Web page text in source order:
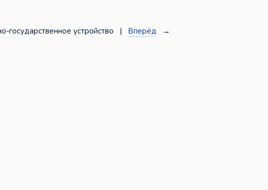
государственное устройство | Вперёд →